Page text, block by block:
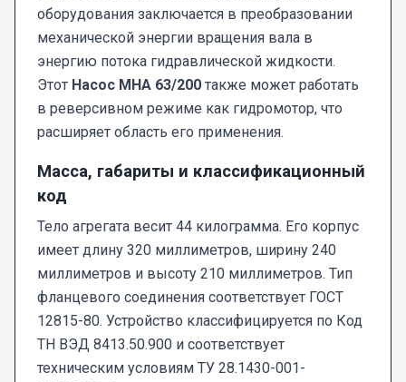
оборудования заключается в преобразовании
механической энергии вращения вала в
энергию потока гидравлической жидкости.
Этот Насос МНА 63/200 также может работать
в реверсивном режиме как гидромотор, что
расширяет область его применения.
Масса, габариты и классификационный
код
Тело агрегата весит 44 килограмма. Его корпус
имеет длину 320 миллиметров, ширину 240
миллиметров и высоту 210 миллиметров. Тип
фланцевого соединения соответствует ГОСТ
12815-80. Устройство классифицируется по Код
ТН ВЭД 8413.50.900 и соответствует
техническим условиям ТУ 28.1430-001-